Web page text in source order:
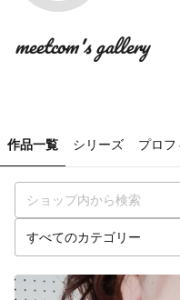
meetcom's gallery
作品一覧 シリーズ プロフ